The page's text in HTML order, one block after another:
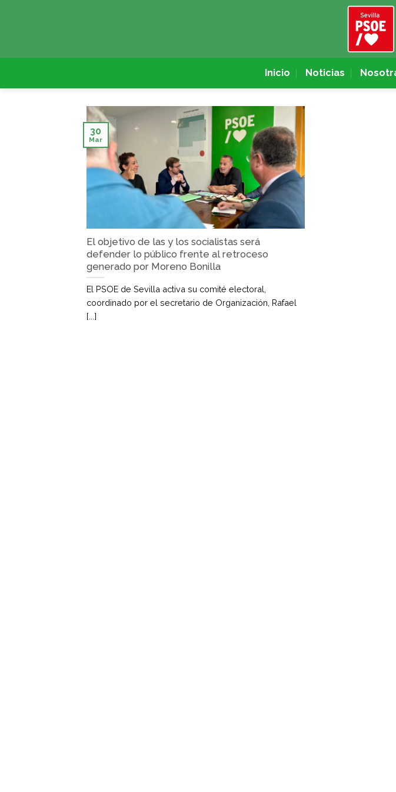
Inicio Noticias
El objetivo de las y los socialistas será
defender lo público frente al retroceso
generado por Moreno Bonilla
El PSOE de Sevilla activa su comité electoral,
coordinado por el secretario de Organización, Rafael
[...]
30
Mar